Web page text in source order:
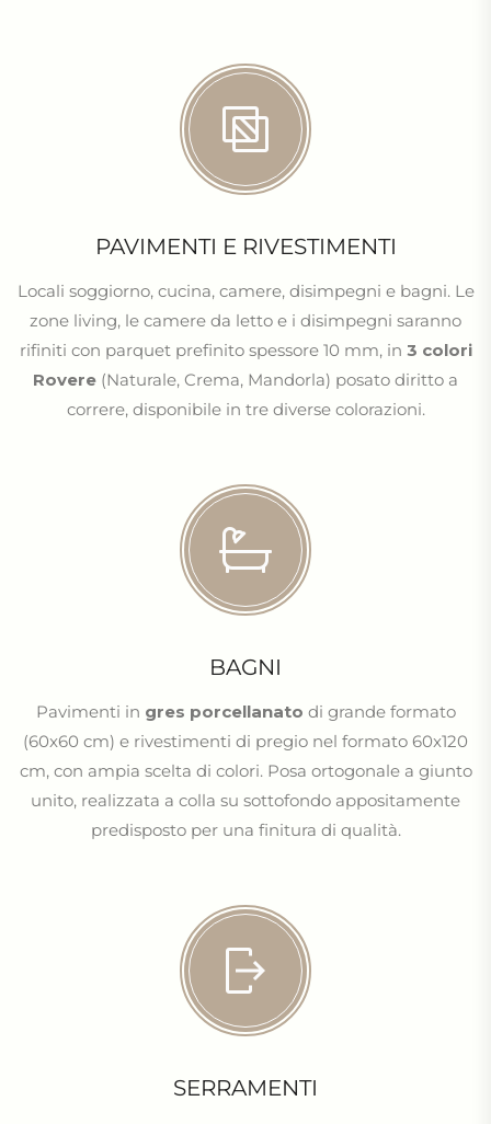
PAVIMENTI E RIVESTIMENTI
Locali soggiorno, cucina, camere, disimpegni e bagni. Le
zone living, le camere da letto e i disimpegni saranno
rifiniti con parquet prefinito spessore 10 mm, in 3 colori
Rovere (Naturale, Crema, Mandorla) posato diritto a
correre, disponibile in tre diverse colorazioni.
BAGNI
Pavimenti in gres porcellanato di grande formato
(60x60 cm) e rivestimenti di pregio nel formato 60x120
cm, con ampia scelta di colori. Posa ortogonale a giunto
unito, realizzata a colla su sottofondo appositamente
predisposto per una finitura di qualità.
SERRAMENTI